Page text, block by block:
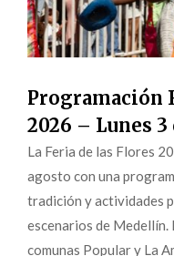
Programación
2026 – Lunes
La Feria de las Flores
agosto con una
tradición y actividades
escenarios de Medellín.
comunas Popular y La